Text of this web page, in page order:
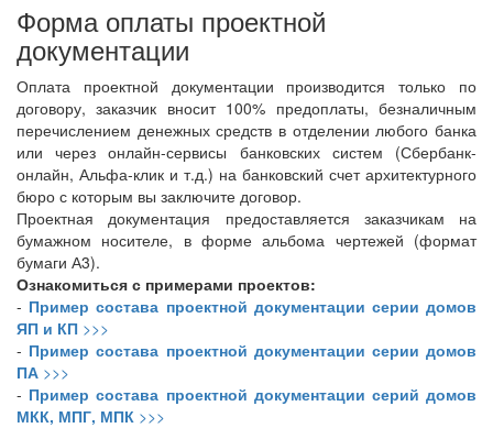
Форма оплаты проектной
документации
Оплата проектной документации производится только по
договору, заказчик вносит 100% предоплаты, безналичным
перечислением денежных средств в отделении любого банка
или через онлайн-сервисы банковских систем (Сбербанк-
онлайн, Альфа-клик и т.д.) на банковский счет архитектурного
бюро с которым вы заключите договор.
Проектная документация предоставляется заказчикам на
бумажном носителе, в форме альбома чертежей (формат
бумаги А3).
Ознакомиться с примерами проектов:
- Пример состава проектной документации серии домов
ЯП и КП >>>
- Пример состава проектной документации серии домов
ПА >>>
- Пример состава проектной документации серий домов
МКК, МПГ, МПК >>>